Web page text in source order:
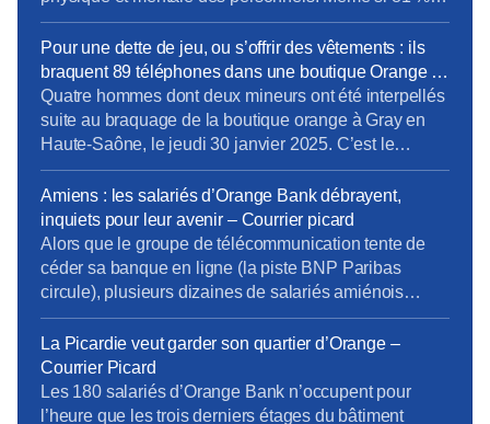
des formations portent sur les compétences métier,
force est de constater que notre bassin d’emploi est
“pauvre” en opportunités d’évolution vers les métiers
de l’IA, de la data, du cloud et […]
Pour une dette de jeu, ou s’offrir des vêtements : ils
braquent 89 téléphones dans une boutique Orange –
France 3 région
Quatre hommes dont deux mineurs ont été interpellés
suite au braquage de la boutique orange à Gray en
Haute-Saône, le jeudi 30 janvier 2025. C’est le
second braquage subi par ce magasin. Deux des
malfrats viennent d’être condamnés. Des hommes
cagoulés. La scène dure quelques minutes à peine.
Jeudi 30 janvier vers 10h, quatre individus […]
Amiens : les salariés d’Orange Bank débrayent,
inquiets pour leur avenir – Courrier picard
Alors que le groupe de télécommunication tente de
céder sa banque en ligne (la piste BNP Paribas
circule), plusieurs dizaines de salariés amiénois
d’Orange Bank ont cessé le travail, mardi 27 juin
2023, en fin de matinée. […]Mardi 27 juin, plusieurs
dizaines de salariés, inquiets du devenir de
l’entreprise et du manque d’informations concernant
leur […]
La Picardie veut garder son quartier d’Orange –
Courrier Picard
Les 180 salariés d’Orange Bank n’occupent pour
l’heure que les trois derniers étages du bâtiment